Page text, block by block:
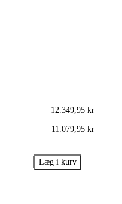
12.349,95 kr
11.079,95 kr